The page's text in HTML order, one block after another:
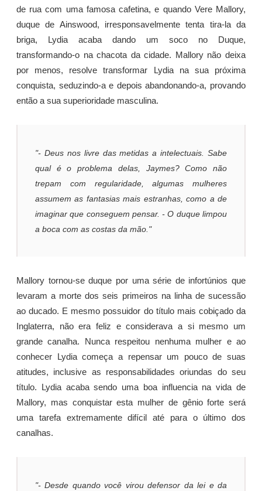
de rua com uma famosa cafetina, e quando Vere Mallory,
duque de Ainswood, irresponsavelmente tenta tira-la da
briga, Lydia acaba dando um soco no Duque,
transformando-o na chacota da cidade. Mallory não deixa
por menos, resolve transformar Lydia na sua próxima
conquista, seduzindo-a e depois abandonando-a, provando
então a sua superioridade masculina.
"- Deus nos livre das metidas a intelectuais. Sabe
qual é o problema delas, Jaymes? Como não
trepam com regularidade, algumas mulheres
assumem as fantasias mais estranhas, como a de
imaginar que conseguem pensar. - O duque limpou
a boca com as costas da mão."
Mallory tornou-se duque por uma série de infortúnios que
levaram a morte dos seis primeiros na linha de sucessão
ao ducado. E mesmo possuidor do título mais cobiçado da
Inglaterra, não era feliz e considerava a si mesmo um
grande canalha. Nunca respeitou nenhuma mulher e ao
conhecer Lydia começa a repensar um pouco de suas
atitudes, inclusive as responsabilidades oriundas do seu
título. Lydia acaba sendo uma boa influencia na vida de
Mallory, mas conquistar esta mulher de gênio forte será
uma tarefa extremamente difícil até para o último dos
canalhas.
"- Desde quando você virou defensor da lei e da